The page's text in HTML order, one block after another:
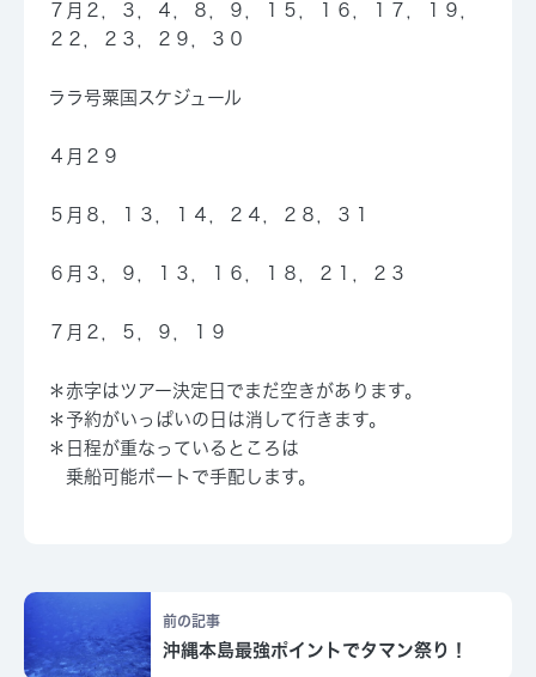
７月２，３，４，８，９，１５，１６，１７，１９，
２２，２３，２９，３０
ララ号粟国スケジュール
４月２９
５月８，１３，１４，２４，２８，３１
６月３， ９ ，１３，１６，１８，２１，２３
７月２，５，９，１９
＊赤字はツアー決定日でまだ空きがあります。
＊予約がいっぱいの日は消して行きます。
＊日程が重なっているところは
乗船可能ボートで手配します。
前の記事
沖縄本島最強ポイントでタマン祭り！